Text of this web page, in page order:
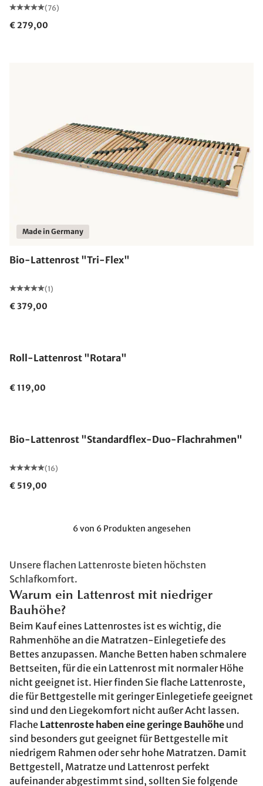
(76)
€ 279,00
Made in Germany
Bio-Lattenrost "Tri-Flex"
(1)
€ 379,00
Roll-Lattenrost "Rotara"
€ 119,00
Bio-Lattenrost "Standardflex-Duo-Flachrahmen"
(16)
€ 519,00
6 von 6 Produkten angesehen
Unsere flachen Lattenroste bieten höchsten
Schlafkomfort.
Warum ein Lattenrost mit niedriger
Bauhöhe?
Beim Kauf eines Lattenrostes ist es wichtig, die
Rahmenhöhe an die Matratzen-Einlegetiefe des
Bettes anzupassen. Manche Betten haben schmalere
Bettseiten, für die ein Lattenrost mit normaler Höhe
nicht geeignet ist. Hier finden Sie flache Lattenroste,
die für Bettgestelle mit geringer Einlegetiefe geeignet
sind und den Liegekomfort nicht außer Acht lassen.
Flache Lattenroste haben eine geringe Bauhöhe und
sind besonders gut geeignet für Bettgestelle mit
niedrigem Rahmen oder sehr hohe Matratzen. Damit
Bettgestell, Matratze und Lattenrost perfekt
aufeinander abgestimmt sind, sollten Sie folgende